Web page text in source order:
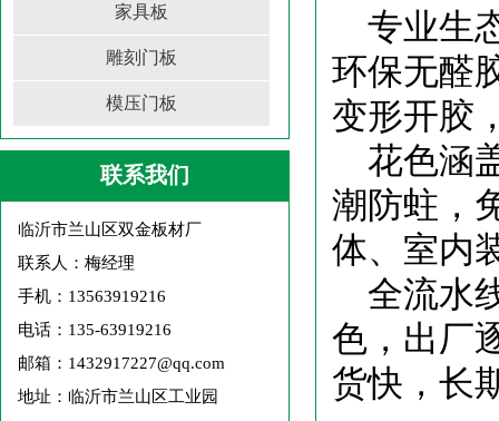
家具板
雕刻门板
模压门板
联系我们
临沂市兰山区双金板材厂
联系人：梅经理
手机：13563919216
电话：135-63919216
邮箱：1432917227@qq.com
地址：临沂市兰山区工业园
专业生
环保无醛
变形开胶
花色涵
潮防蛀，
体、室内
全流水
色，出厂
货快，长